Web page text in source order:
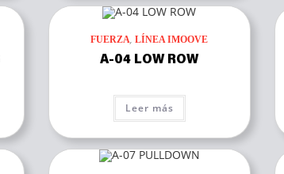
FUERZA,LÍNEA IMOOVE
A-04 LOW ROW
Leer más